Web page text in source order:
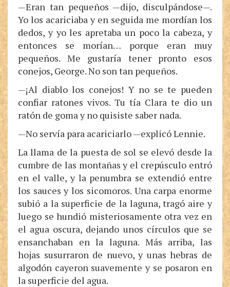
—Eran tan pequeños —dijo, disculpándose—.
Yo los acariciaba y en seguida me mordían los
dedos, y yo les apretaba un poco la cabeza, y
entonces se morían… porque eran muy
pequeños. Me gustaría tener pronto esos
conejos, George. No son tan pequeños.
—¡Al diablo los conejos! Y no se te pueden
confiar ratones vivos. Tu tía Clara te dio un
ratón de goma y no quisiste saber nada.
—No servía para acariciarlo —explicó Lennie.
La llama de la puesta de sol se elevó desde la
cumbre de las montañas y el crepúsculo entró
en el valle, y la penumbra se extendió entre
los sauces y los sicomoros. Una carpa enorme
subió a la superficie de la laguna, tragó aire y
luego se hundió misteriosamente otra vez en
el agua oscura, dejando unos círculos que se
ensanchaban en la laguna. Más arriba, las
hojas susurraron de nuevo, y unas hebras de
algodón cayeron suavemente y se posaron en
la superficie del agua.